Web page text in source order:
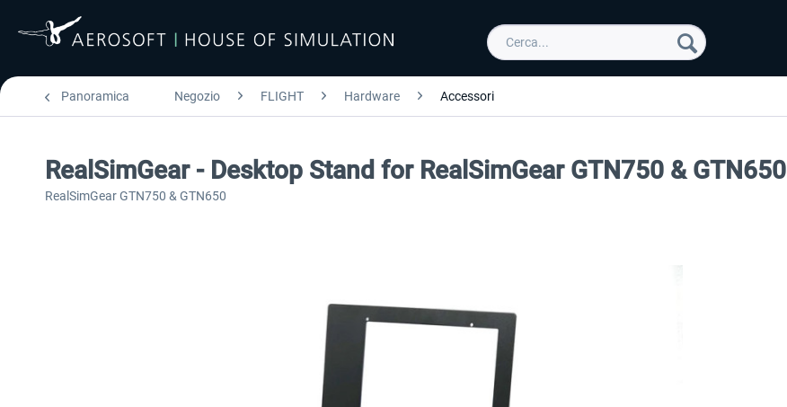
Panoramica Negozio FLIGHT Hardware Accessori
RealSimGear - Desktop Stand for RealSimGear GTN750 & GTN650
RealSimGear GTN750 & GTN650